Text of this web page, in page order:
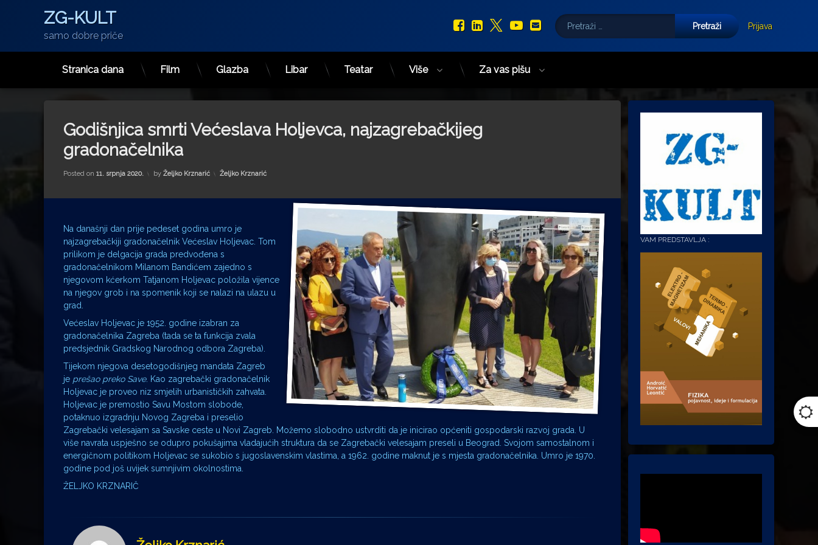
Preskoči
ZG-KULT
samo dobre priče
Facebook
LinkedIn
X.com
YouTube
E-mail
Pretraži:
Prijava
Stranica dana Film Glazba Libar Teatar Više Za vas pišu
Godišnjica smrti Većeslava Holjevca, najzagrebačkijeg
gradonačelnika
Posted on 11. srpnja 2020. by Željko Krznarić Kategorije:
Željko Krznarić
Na današnji dan prije pedeset godina umro je
najzagrebačkiji gradonačelnik Većeslav Holjevac. Tom
prilikom je delgacija grada predvođena s
gradonačelnikom Milanom Bandićem zajedno s
njegovom kćerkom Tatjanom Holjevac položila vijence
na njegov grob i na spomenik koji se nalazi na ulazu u
grad.
Većeslav Holjevac je 1952. godine izabran za
gradonačelnika Zagreba (tada se ta funkcija zvala
predsjednik Gradskog Narodnog odbora Zagreba).
Tijekom njegova desetogodišnjeg mandata Zagreb
je prešao preko Save. Kao zagrebački gradonačelnik
Holjevac je proveo niz smjelih urbanističkih zahvata.
Holjevac je premostio Savu Mostom slobode,
potaknuo izgradnju Novog Zagreba i preselio
Zagrebački velesajam sa Savske ceste u Novi Zagreb. Možemo slobodno ustvrditi da je inicirao općeniti gospodarski razvoj grada. U
više navrata uspješno se odupro pokušajima vladajućih struktura da se Zagrebački velesajam preseli u Beograd. Svojom samostalnom i
energičnom politikom Holjevac se sukobio s jugoslavenskim vlastima, a 1962. godine maknut je s mjesta gradonačelnika. Umro je 1970.
godine pod još uvijek sumnjivim okolnostima.
ŽELJKO KRZNARIČ
VAM PREDSTAVLJA :